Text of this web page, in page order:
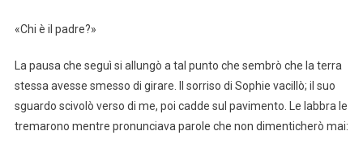
«Chi è il padre?»
La pausa che seguì si allungò a tal punto che sembrò che la terra
stessa avesse smesso di girare. Il sorriso di Sophie vacillò; il suo
sguardo scivolò verso di me, poi cadde sul pavimento. Le labbra le
tremarono mentre pronunciava parole che non dimenticherò mai: